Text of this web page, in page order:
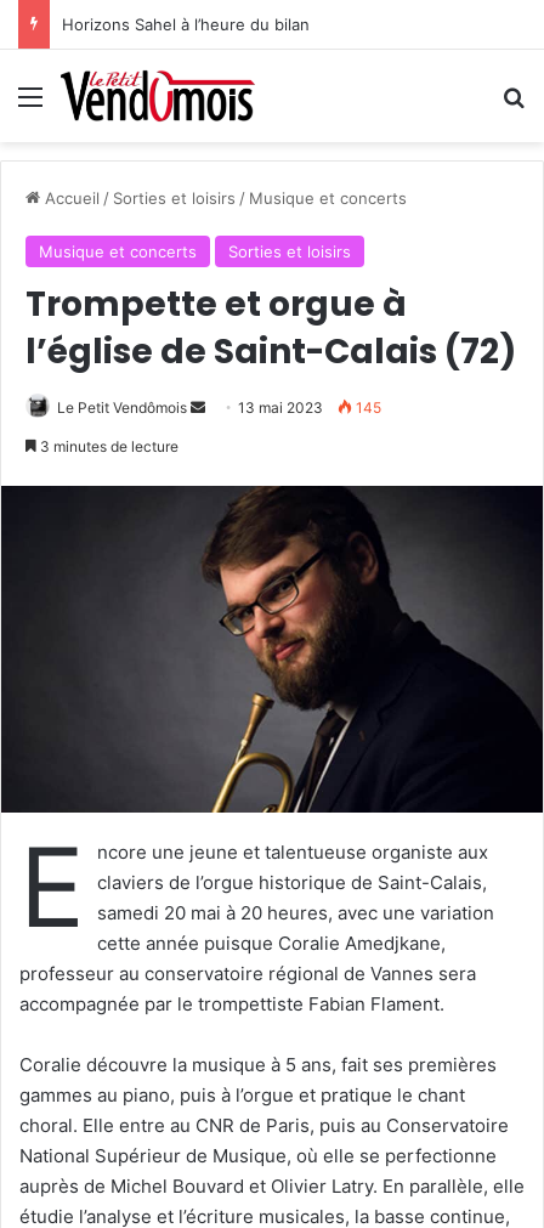
Horizons Sahel à l’heure du bilan
Menu
Accueil / Sorties et loisirs / Musique et concerts
Musique et concerts Sorties et loisirs
Trompette et orgue à
l’église de Saint-Calais (72)
Le Petit Vendômois
e
r
i
e
l
13 mai 2023 145
3 minutes de lecture
E
ncore une jeune et talentueuse organiste aux
claviers de l’orgue historique de Saint-Calais,
samedi 20 mai à 20 heures, avec une variation
cette année puisque Coralie Amedjkane,
professeur au conservatoire régional de Vannes sera
accompagnée par le trompettiste Fabian Flament.
Coralie découvre la musique à 5 ans, fait ses premières
gammes au piano, puis à l’orgue et pratique le chant
choral. Elle entre au CNR de Paris, puis au Conservatoire
National Supérieur de Musique, où elle se perfectionne
auprès de Michel Bouvard et Olivier Latry. En parallèle, elle
étudie l’analyse et l’écriture musicales, la basse continue,